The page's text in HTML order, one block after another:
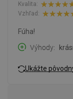
Kvalita:
Vzhľad:
Fúha!
Výhody
Ukážte